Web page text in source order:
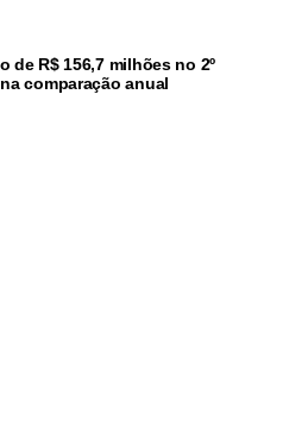
de R$ 156,7 milhões no 2º
comparação anual